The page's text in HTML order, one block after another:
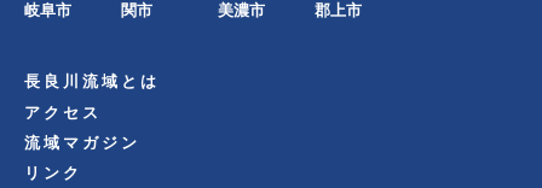
岐阜市 関市 美濃市 郡上市
長良川流域とは
アクセス
流域マガジン
リンク